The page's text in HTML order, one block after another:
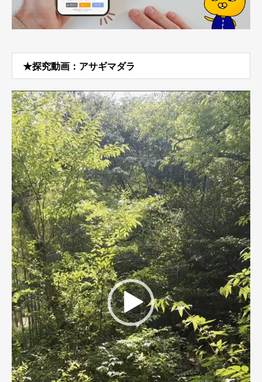
★探究動画：アサギマダラ
動
画
プ
レ
ー
ヤ
ー